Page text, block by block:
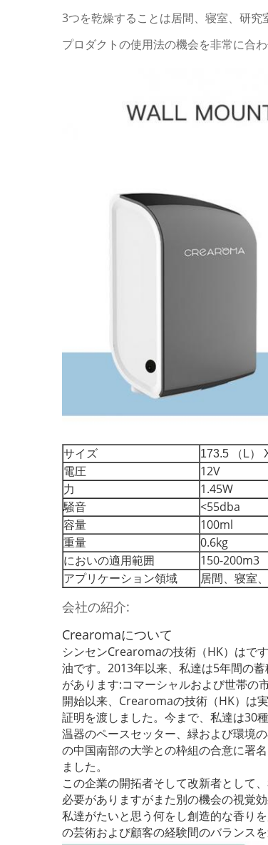
3つを乾燥することは居間、寝室、研究
プロダクトの使用法の機会を非常に合
サイズ 173.5 （L）
電圧
12V
力
1.45W
騒音
<55dba
容量
100ml
重量
0.6kg
においの適用範囲
150-200m3
アプリケーション領域
居間、 寝室
会社の紹介:
Crearomaについて
シンセンCrearomaの技術（HK）はで
油です。2013年以来、私達は5年間の
があります:コマーシャルおよび世帯の
開始以来、Crearomaの技術（HK）は
証明を渡しました。今まで、私達は30
温器のペースセッター、緑および環境
の中国南部の大学との枠組の合意に署
ました。
この企業の開拓者そして改新者として
必要がありますがまた別の機会の視覚
私達がたいと思う何をし創造的な香り
の芸術および顧客の経験間のバランスを